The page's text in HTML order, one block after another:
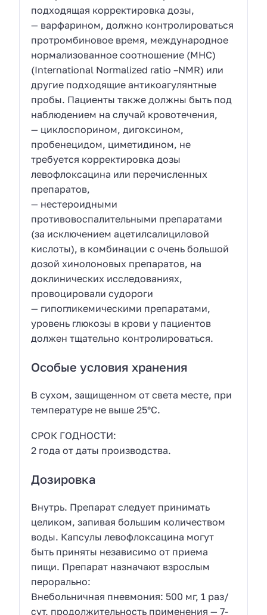
подходящая корректировка дозы,
— варфарином, должно контролироваться
протромбиновое время, международное
нормализованное соотношение (МНС)
(International Normalized ratio –NMR) или
другие подходящие антикоагулянтные
пробы. Пациенты также должны быть под
наблюдением на случай кровотечения,
— циклоспорином, дигоксином,
пробенецидом, циметидином, не
требуется корректировка дозы
левофлоксацина или перечисленных
препаратов,
— нестероидными
противовоспалительными препаратами
(за исключением ацетилсалициловой
кислоты), в комбинации с очень большой
дозой хинолоновых препаратов, на
доклинических исследованиях,
провоцировали судороги
— гипогликемическими препаратами,
уровень глюкозы в крови у пациентов
должен тщательно контролироваться.
Особые условия хранения
В сухом, защищенном от света месте, при
температуре не выше 25°С.
СРОК ГОДНОСТИ:
2 года от даты производства.
Дозировка
Внутрь. Препарат следует принимать
целиком, запивая большим количеством
воды. Капсулы левофлоксацина могут
быть приняты независимо от приема
пищи. Препарат назначают взрослым
перорально:
Внебольничная пневмония: 500 мг, 1 раз/
сут, продолжительность применения — 7-